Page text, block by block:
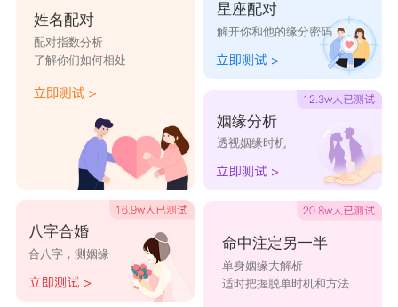
姓名配对
配对指数分析
了解你们如何相处
八字合婚
合八字，测姻缘
星座配对
解开你和他的缘分密码
姻缘分析
透视姻缘时机
命中注定另一半
单身姻缘大解析
适时把握脱单时机和方法